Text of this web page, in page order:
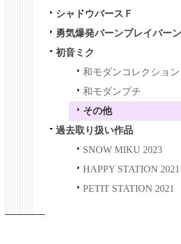
SNOW MIKU 2023
HAPPY STATION
HAPPY＆PETIT
021
初音ミク
1
初音ミク
0
LUPIN THE
シャドウバースＦ
勇気爆発バーンブレイバーン
初音ミク
和モダンコレクション
和モダンプチ
その他
過去取り扱い作品
SNOW MIKU 2023
HAPPY STATION 2021
PETIT STATION 2021